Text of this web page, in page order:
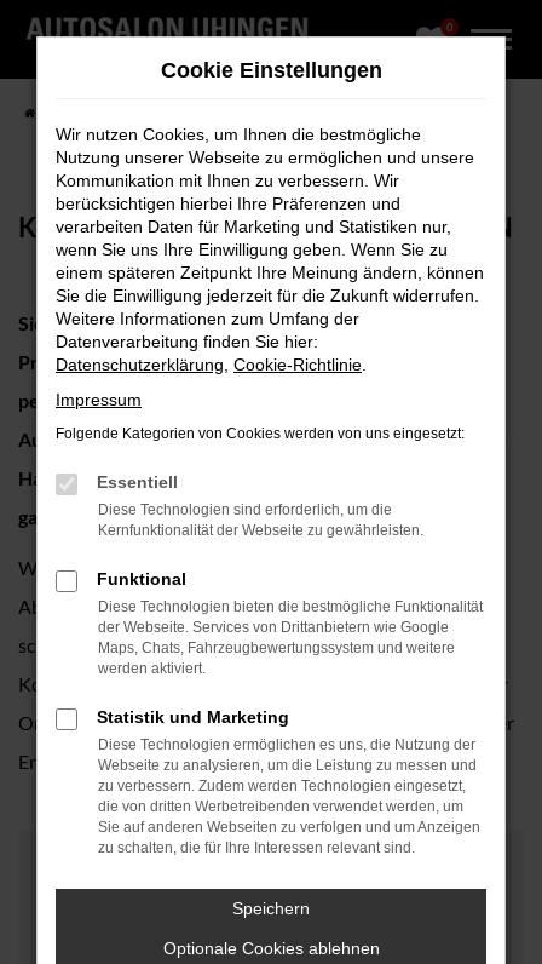
Zum
0
KONTAKT & ÖFFNUNGSZEITEN
Sie haben Fragen, möchten Informationen oder eine
Probefahrt vereinbaren – gerne unterbreiten wir Ihnen
per Telefon oder Mail ein Angebot!
Auf Wunsch holen wir auch Ihr Fahrzeug direkt vor Ihrer
Haustür ab! Seriöse und unkomplizierte Abwicklung
garantiert!
Wenn Sie Fragen rund um Kfz-Service, Haupt- und
Abgasuntersuchung oder zu weiteren Leistungen haben,
schreiben Sie uns einfach eine E-Mail oder nutzen Sie unser
Kontaktformular – gern beraten wir Sie auch persönlich vor
Ort. Sie können Ihre Fragen an unser Team auf Deutsch oder
Englisch stellen.
KONTAKTFORMULAR
Cookie Einstellungen
Wir nutzen Cookies, um Ihnen die bestmögliche
Nutzung unserer Webseite zu ermöglichen und unsere
Kommunikation mit Ihnen zu verbessern. Wir
berücksichtigen hierbei Ihre Präferenzen und
verarbeiten Daten für Marketing und Statistiken nur,
wenn Sie uns Ihre Einwilligung geben. Wenn Sie zu
einem späteren Zeitpunkt Ihre Meinung ändern, können
Sie die Einwilligung jederzeit für die Zukunft widerrufen.
Weitere Informationen zum Umfang der
Datenverarbeitung finden Sie hier:
Datenschutzerklärung Cookie-Richtlinie
Impressum
Folgende Kategorien von Cookies werden von uns eingesetzt:
Essentiell
Diese Technologien sind erforderlich, um die
Kernfunktionalität der Webseite zu gewährleisten.
Funktional
Diese Technologien bieten die bestmögliche Funktionalität
der Webseite. Services von Drittanbietern wie Google
Maps, Chats, Fahrzeugbewertungssystem und weitere
werden aktiviert.
Statistik und Marketing
Diese Technologien ermöglichen es uns, die Nutzung der
Webseite zu analysieren, um die Leistung zu messen und
zu verbessern. Zudem werden Technologien eingesetzt,
die von dritten Werbetreibenden verwendet werden, um
Sie auf anderen Webseiten zu verfolgen und um Anzeigen
zu schalten, die für Ihre Interessen relevant sind.
Speichern
Optionale Cookies ablehnen